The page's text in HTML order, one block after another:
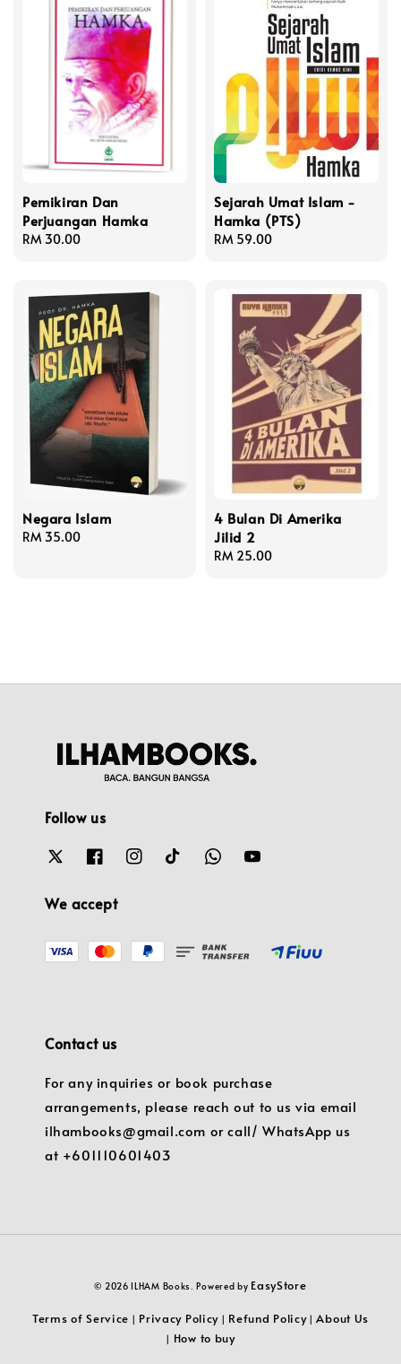
Pemikiran Dan
Perjuangan Hamka
Regular
RM 30.00
Sejarah Umat Islam -
Hamka (PTS)
Regular
RM 59.00
Negara Islam
Regular
RM 35.00
4 Bulan Di Amerika
Jilid 2
Regular
RM 25.00
Follow us
We accept
Contact us
For any inquiries or book purchase
arrangements, please reach out to us via email
ilhambooks@gmail.com or call/ WhatsApp us
at +601110601403
© 2026 ILHAM Books. Powered by EasyStore
Terms of Service | Privacy Policy | Refund Policy|About Us
| How to buy